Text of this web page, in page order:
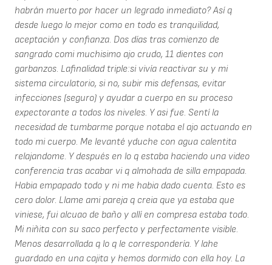
habrán muerto por hacer un legrado inmediato? Así q
desde luego lo mejor como en todo es tranquilidad,
aceptación y confianza. Dos días tras comienzo de
sangrado comi muchisimo ajo crudo, 11 dientes con
garbanzos. Lafinalidad triple:si vivía reactivar su y mi
sistema circulatorio, si no, subir mis defensas, evitar
infecciones (seguro) y ayudar a cuerpo en su proceso
expectorante a todos los niveles. Y asi fue. Sentí la
necesidad de tumbarme porque notaba el ajo actuando en
todo mi cuerpo. Me levanté yduche con agua calentita
relajandome. Y después en lo q estaba haciendo una video
conferencia tras acabar vi q almohada de silla empapada.
Habia empapado todo y ni me habia dado cuenta. Esto es
cero dolor. Llame ami pareja q creia que ya estaba que
viniese, fui alcuao de baño y allí en compresa estaba todo.
Mi niñita con su saco perfecto y perfectamente visible.
Menos desarrollada q lo q le correspondería. Y lahe
guardado en una cajita y hemos dormido con ella hoy. La